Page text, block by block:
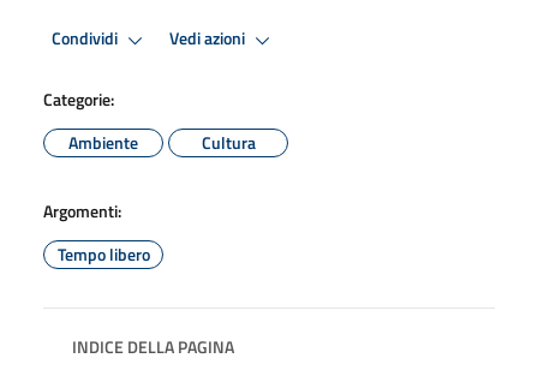
Condividi Vedi azioni
Categorie:
Ambiente
Cultura
Argomenti:
Tempo libero
INDICE DELLA PAGINA